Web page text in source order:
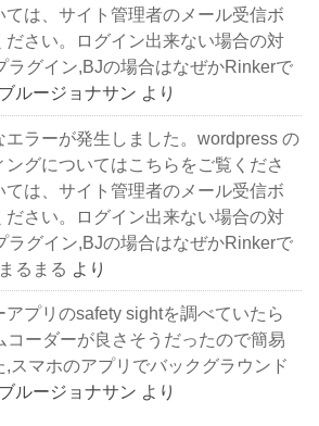
ては、サイト管理者のメール受信ボ
ださい。ログイン出来ない場合の対
ラグイン,BJの場合はなぜかRinkerで
ブルージョナサン より
エラーが発生しました。wordpress の
ングについてはこちらをご覧くださ
ては、サイト管理者のメール受信ボ
ださい。ログイン出来ない場合の対
ラグイン,BJの場合はなぜかRinkerで
まるまる より
アプリのsafety sightを調べていたら
コーダーが良さそうだったので簡易
スマホのアプリでバックグラウンド
ブルージョナサン より